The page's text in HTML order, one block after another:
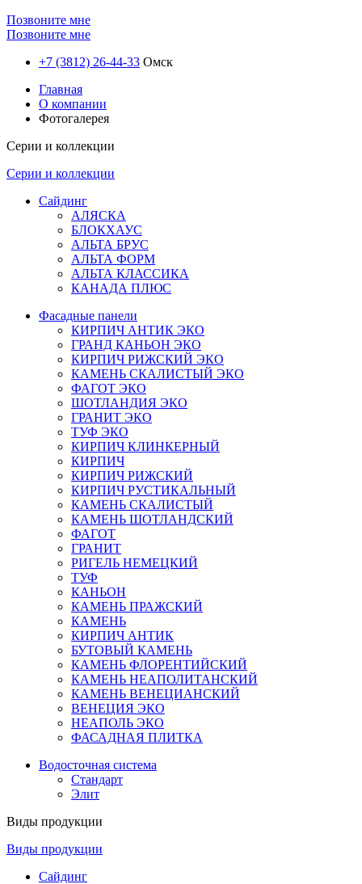
Позвоните мне
Позвоните мне
+7 (3812) 26-44-33 Омск
Главная
О компании
Фотогалерея
Серии и коллекции
Серии и коллекции
Сайдинг
АЛЯСКА
БЛОКХАУС
АЛЬТА БРУС
АЛЬТА ФОРМ
АЛЬТА КЛАССИКА
КАНАДА ПЛЮС
Фасадные панели
КИРПИЧ АНТИК ЭКО
ГРАНД КАНЬОН ЭКО
КИРПИЧ РИЖСКИЙ ЭКО
КАМЕНЬ СКАЛИСТЫЙ ЭКО
ФАГОТ ЭКО
ШОТЛАНДИЯ ЭКО
ГРАНИТ ЭКО
ТУФ ЭКО
КИРПИЧ КЛИНКЕРНЫЙ
КИРПИЧ
КИРПИЧ РИЖСКИЙ
КИРПИЧ РУСТИКАЛЬНЫЙ
КАМЕНЬ СКАЛИСТЫЙ
КАМЕНЬ ШОТЛАНДСКИЙ
ФАГОТ
ГРАНИТ
РИГЕЛЬ НЕМЕЦКИЙ
ТУФ
КАНЬОН
КАМЕНЬ ПРАЖСКИЙ
КАМЕНЬ
КИРПИЧ АНТИК
БУТОВЫЙ КАМЕНЬ
КАМЕНЬ ФЛОРЕНТИЙСКИЙ
КАМЕНЬ НЕАПОЛИТАНСКИЙ
КАМЕНЬ ВЕНЕЦИАНСКИЙ
ВЕНЕЦИЯ ЭКО
НЕАПОЛЬ ЭКО
ФАСАДНАЯ ПЛИТКА
Водосточная система
Стандарт
Элит
Виды продукции
Виды продукции
Сайдинг